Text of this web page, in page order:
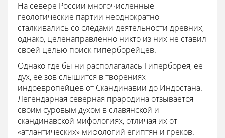
На севере России многочисленные
геологические партии неоднократно
сталкивались со следами деятельности древних,
однако, целенаправленно никто из них не ставил
своей целью поиск гиперборейцев.
Однако где бы ни располагалась Гиперборея, ее
дух, ее зов слышится в творениях
индоевропейцев от Скандинавии до Индостана.
Легендарная северная прародина отзывается
своим суровым духом в славянской и
скандинавской мифологиях, отличая их от
«атлантических» мифологий египтян и греков.